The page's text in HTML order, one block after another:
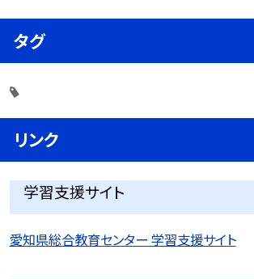
タグ
リンク
学習支援サイト
愛知県総合教育センター 学習支援サイト